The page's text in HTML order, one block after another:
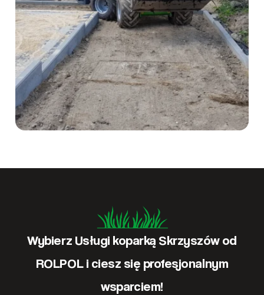
Wybierz Usługi koparką Skrzyszów od
ROLPOL i ciesz się profesjonalnym
wsparciem!